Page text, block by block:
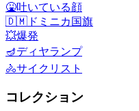
🤮吐いている顔
🇩🇲 ドミニカ国旗
💥爆発
🪔ディヤランプ
🚴サイクリスト
コレクション